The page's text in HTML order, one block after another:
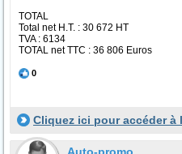
TOTAL
Total net H.T. : 30 672 HT
TVA : 6134
TOTAL net TTC : 36 806 Euros
0
Cliquez ici pour accéder à